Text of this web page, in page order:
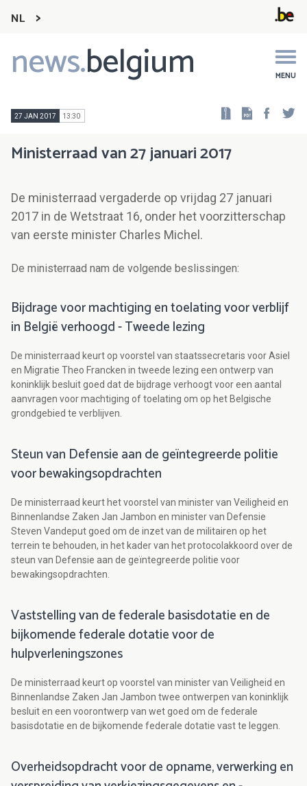
NL
news.belgium MENU
Main
navigation
27 JAN 2017 13:30
Ministerraad van 27 januari 2017
De ministerraad vergaderde op vrijdag 27 januari
2017 in de Wetstraat 16, onder het voorzitterschap
van eerste minister Charles Michel.
De ministerraad nam de volgende beslissingen:
Bijdrage voor machtiging en toelating voor verblijf
in België verhoogd - Tweede lezing
De ministerraad keurt op voorstel van staatssecretaris voor Asiel
en Migratie Theo Francken in tweede lezing een ontwerp van
koninklijk besluit goed dat de bijdrage verhoogt voor een aantal
aanvragen voor machtiging of toelating om op het Belgische
grondgebied te verblijven.
Steun van Defensie aan de geïntegreerde politie
voor bewakingsopdrachten
De ministerraad keurt het voorstel van minister van Veiligheid en
Binnenlandse Zaken Jan Jambon en minister van Defensie
Steven Vandeput goed om de inzet van de militairen op het
terrein te behouden, in het kader van het protocolakkoord over de
steun van Defensie aan de geïntegreerde politie voor
bewakingsopdrachten.
Vaststelling van de federale basisdotatie en de
bijkomende federale dotatie voor de
hulpverleningszones
De ministerraad keurt op voorstel van minister van Veiligheid en
Binnenlandse Zaken Jan Jambon twee ontwerpen van koninklijk
besluit en een voorontwerp van wet goed om de federale
basisdotatie en de bijkomende federale dotatie vast te leggen.
Overheidsopdracht voor de opname, verwerking en